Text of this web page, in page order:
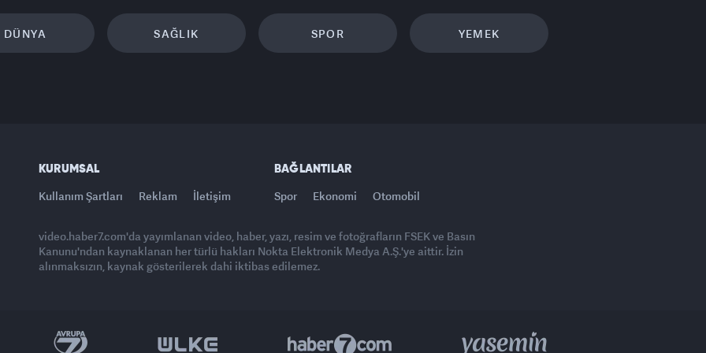
DÜNYA SAĞLIK SPOR YEMEK
KURUMSAL
Kullanım Şartları Reklam İletişim
BAĞLANTILAR
Spor Ekonomi Otomobil
video.haber7.com'da yayımlanan video, haber, yazı, resim ve fotoğrafların FSEK ve Basın
Kanunu'ndan kaynaklanan her türlü hakları Nokta Elektronik Medya A.Ş.'ye aittir. İzin
alınmaksızın, kaynak gösterilerek dahi iktibas edilemez.